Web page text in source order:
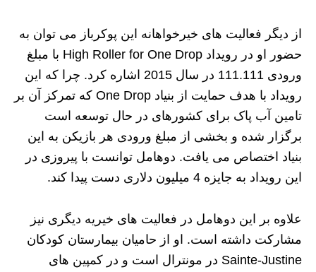
از دیگر فعالیت های خیرخواهانه این پوکرباز می توان به
حضور او در رویداد High Roller for One Drop با مبلغ
ورودی 111.111 در سال 2015 اشاره کرد. چرا که این
رویداد با هدف حمایت از بنیاد One Drop که تمرکز آن بر
تامین آب پاک برای کشورهای در حال توسعه است
برگزار شده و بخشی از مبلغ ورودی هر بازیکن به این
بنیاد اختصاص می یافت. دوهامل توانست با پیروزی در
این رویداد به جایزه 4 میلیون دلاری دست پیدا کند.
علاوه بر این دوهامل در فعالیت‌ های خیریه دیگری نیز
مشارکت داشته است. او از حامیان بیمارستان کودکان
Sainte-Justine در مونترال است و در کمپین‌ های